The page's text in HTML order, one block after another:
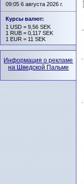
09:05 6 августа 2026 г.
Курсы валют:
1 USD = 9,56 SEK
1 RUB = 0,117 SEK
1 EUR = 11 SEK
Информация о рекламе
на Шведской Пальме